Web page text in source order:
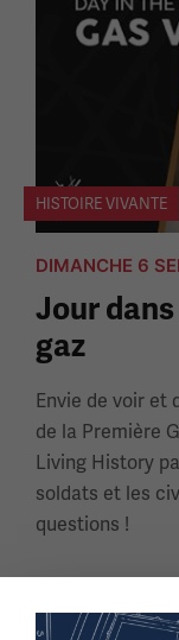
HISTOIRE VIVANTE
DIMANCHE 6
Jour
gaz
Envie de voir et
de la Première
Living History
soldats et les
questions !